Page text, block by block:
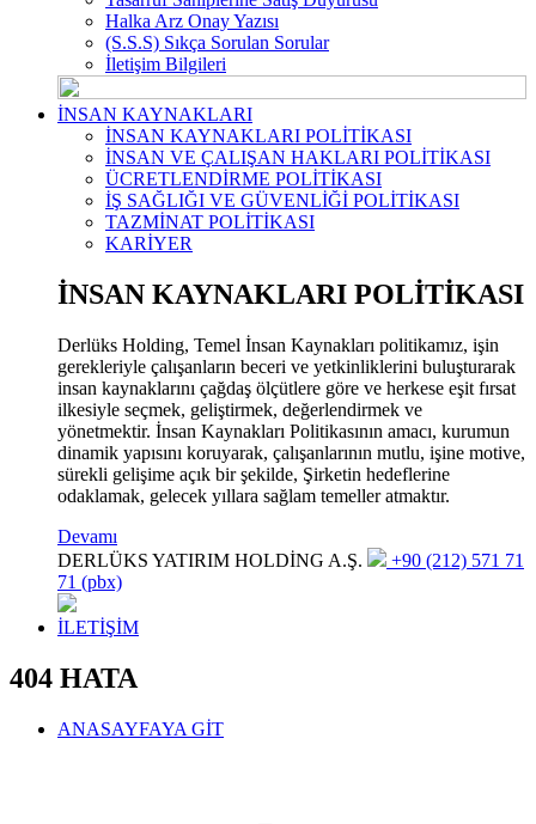
Halka Arz Onay Yazısı
(S.S.S) Sıkça Sorulan Sorular
İletişim Bilgileri
İNSAN KAYNAKLARI
İNSAN KAYNAKLARI POLİTİKASI
İNSAN VE ÇALIŞAN HAKLARI POLİTİKASI
ÜCRETLENDİRME POLİTİKASI
İŞ SAĞLIĞI VE GÜVENLİĞİ POLİTİKASI
TAZMİNAT POLİTİKASI
KARİYER
İNSAN KAYNAKLARI POLİTİKASI
Derlüks Holding, Temel İnsan Kaynakları politikamız, işin
gerekleriyle çalışanların beceri ve yetkinliklerini buluşturarak
insan kaynaklarını çağdaş ölçütlere göre ve herkese eşit fırsat
ilkesiyle seçmek, geliştirmek, değerlendirmek ve
yönetmektir. İnsan Kaynakları Politikasının amacı, kurumun
dinamik yapısını koruyarak, çalışanlarının mutlu, işine motive,
sürekli gelişime açık bir şekilde, Şirketin hedeflerine
odaklamak, gelecek yıllara sağlam temeller atmaktır.
Devamı
DERLÜKS YATIRIM HOLDİNG A.Ş.
+90 (212) 571 71
71 (pbx)
İLETİŞİM
404 HATA
ANASAYFAYA GİT